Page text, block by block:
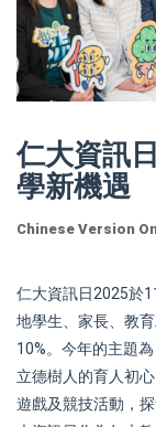
仁大資訊
學新機遇
Chinese Version
仁大資訊日2025於
地學生、家長、教
10%。今年的主題
立德樹人的育人初
遊戲及競技活動，